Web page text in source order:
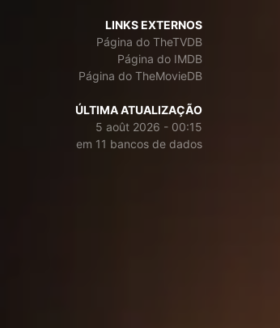
LINKS EXTERNOS
Página do TheTVDB
Página do IMDB
Página do TheMovieDB
ÚLTIMA ATUALIZAÇÃO
5 août 2026 - 00:15
em 11 bancos de dados